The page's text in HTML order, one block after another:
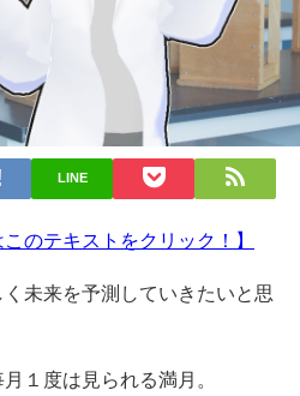
LINE
のテキストをクリック！】
未来を予測していきたいと思
１度は見られる満月。